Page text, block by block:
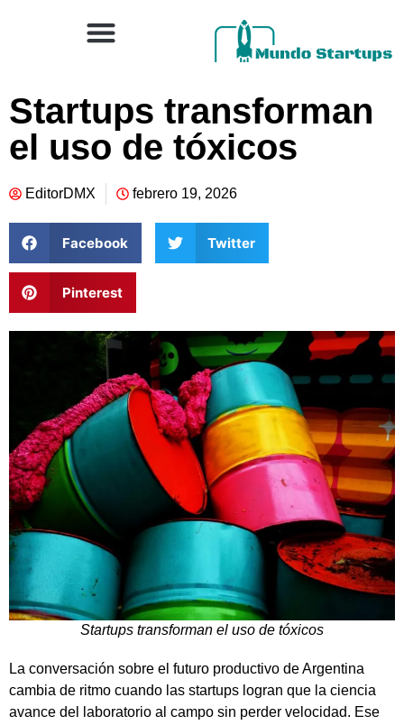
Startups transforman
el uso de tóxicos
EditorDMX febrero 19, 2026
Facebook Twitter
Pinterest
Startups transforman el uso de tóxicos
La conversación sobre el futuro productivo de Argentina
cambia de ritmo cuando las startups logran que la ciencia
avance del laboratorio al campo sin perder velocidad. Ese